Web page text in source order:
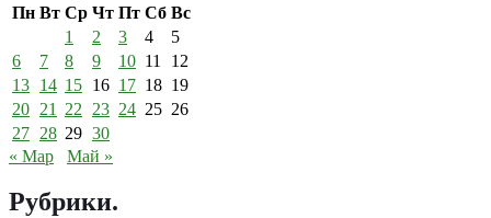
Пн Вт Ср Чт Пт Сб Вс
1
2 3 4
5
6
7 8 9 10 11
12
13 14 15 16 17 18 19
20 21 22 23 24 25 26
27 28 29 30
« Мар
Май »
Рубрики.